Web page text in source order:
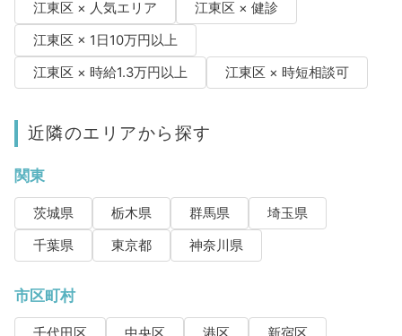
江東区 × 人気エリア
江東区 × 健診
江東区 × 1日10万円以上
江東区 × 時給1.3万円以上
江東区 × 時短相談可
近隣のエリアから探す
関東
茨城県 栃木県 群馬県
埼玉県
千葉県
東京都 神奈川県
市区町村